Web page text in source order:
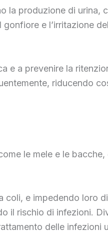
produzione di urina,
e l’irritazione
e a prevenire la
riducendo
le mele e le
e impedendo loro
il rischio di infezioni.
delle infezioni